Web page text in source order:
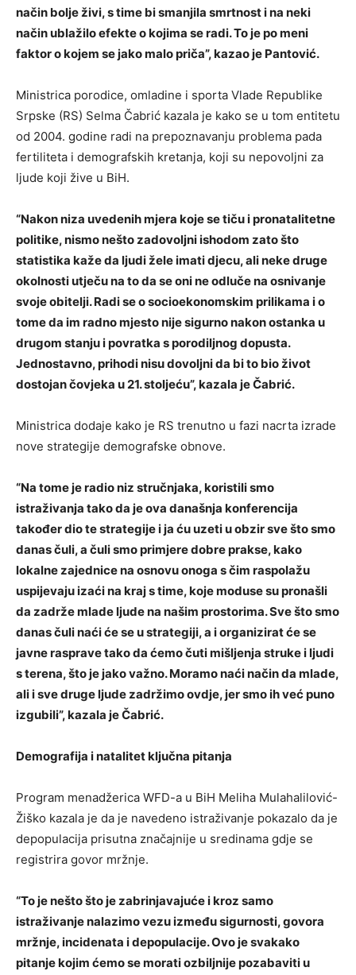
način bolje živi, s time bi smanjila smrtnost i na neki
način ublažilo efekte o kojima se radi. To je po meni
faktor o kojem se jako malo priča”, kazao je Pantović.
Ministrica porodice, omladine i sporta Vlade Republike
Srpske (RS) Selma Čabrić kazala je kako se u tom entitetu
od 2004. godine radi na prepoznavanju problema pada
fertiliteta i demografskih kretanja, koji su nepovoljni za
ljude koji žive u BiH.
“Nakon niza uvedenih mjera koje se tiču i pronatalitetne
politike, nismo nešto zadovoljni ishodom zato što
statistika kaže da ljudi žele imati djecu, ali neke druge
okolnosti utječu na to da se oni ne odluče na osnivanje
svoje obitelji. Radi se o socioekonomskim prilikama i o
tome da im radno mjesto nije sigurno nakon ostanka u
drugom stanju i povratka s porodiljnog dopusta.
Jednostavno, prihodi nisu dovoljni da bi to bio život
dostojan čovjeka u 21. stoljeću”, kazala je Čabrić.
Ministrica dodaje kako je RS trenutno u fazi nacrta izrade
nove strategije demografske obnove.
“Na tome je radio niz stručnjaka, koristili smo
istraživanja tako da je ova današnja konferencija
također dio te strategije i ja ću uzeti u obzir sve što smo
danas čuli, a čuli smo primjere dobre prakse, kako
lokalne zajednice na osnovu onoga s čim raspolažu
uspijevaju izaći na kraj s time, koje moduse su pronašli
da zadrže mlade ljude na našim prostorima. Sve što smo
danas čuli naći će se u strategiji, a i organizirat će se
javne rasprave tako da ćemo čuti mišljenja struke i ljudi
s terena, što je jako važno. Moramo naći način da mlade,
ali i sve druge ljude zadržimo ovdje, jer smo ih već puno
izgubili”, kazala je Čabrić.
Demografija i natalitet ključna pitanja
Program menadžerica WFD-a u BiH Meliha Mulahalilović-
Žiško kazala je da je navedeno istraživanje pokazalo da je
depopulacija prisutna značajnije u sredinama gdje se
registrira govor mržnje.
“To je nešto što je zabrinjavajuće i kroz samo
istraživanje nalazimo vezu između sigurnosti, govora
mržnje, incidenata i depopulacije. Ovo je svakako
pitanje kojim ćemo se morati ozbiljnije pozabaviti u